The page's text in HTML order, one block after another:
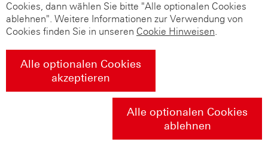
Cookies, dann wählen Sie bitte "Alle optionalen Cookies
ablehnen". Weitere Informationen zur Verwendung von
Cookies finden Sie in unseren Cookie Hinweisen.
Alle optionalen Cookies
akzeptieren
Alle optionalen Cookies
ablehnen